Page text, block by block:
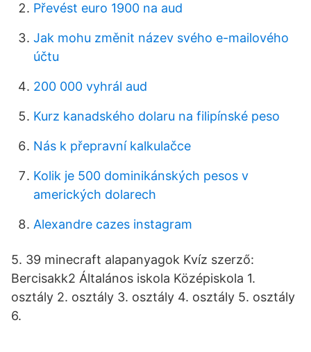
Převést euro 1900 na aud
Jak mohu změnit název svého e-mailového
účtu
200 000 vyhrál aud
Kurz kanadského dolaru na filipínské peso
Nás k přepravní kalkulačce
Kolik je 500 dominikánských pesos v
amerických dolarech
Alexandre cazes instagram
5. 39 minecraft alapanyagok Kvíz szerző:
Bercisakk2 Általános iskola Középiskola 1.
osztály 2. osztály 3. osztály 4. osztály 5. osztály
6.